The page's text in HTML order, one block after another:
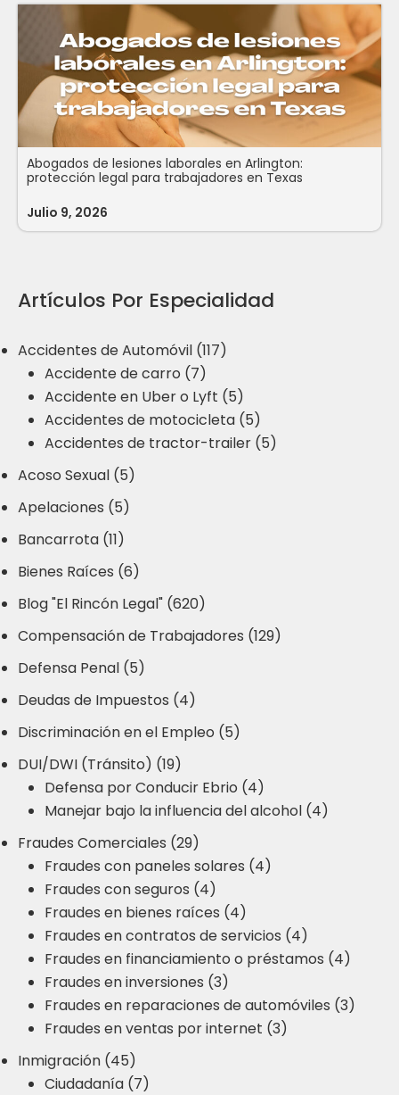
Abogados de lesiones laborales en Arlington:
protección legal para trabajadores en Texas
Julio 9, 2026
Artículos Por Especialidad
Accidentes de Automóvil (117)
Accidente de carro (7)
Accidente en Uber o Lyft (5)
Accidentes de motocicleta (5)
Accidentes de tractor-trailer (5)
Acoso Sexual (5)
Apelaciones (5)
Bancarrota (11)
Bienes Raíces (6)
Blog "El Rincón Legal" (620)
Compensación de Trabajadores (129)
Defensa Penal (5)
Deudas de Impuestos (4)
Discriminación en el Empleo (5)
DUI/DWI (Tránsito) (19)
Defensa por Conducir Ebrio (4)
Manejar bajo la influencia del alcohol (4)
Fraudes Comerciales (29)
Fraudes con paneles solares (4)
Fraudes con seguros (4)
Fraudes en bienes raíces (4)
Fraudes en contratos de servicios (4)
Fraudes en financiamiento o préstamos (4)
Fraudes en inversiones (3)
Fraudes en reparaciones de automóviles (3)
Fraudes en ventas por internet (3)
Inmigración (45)
Ciudadanía (7)